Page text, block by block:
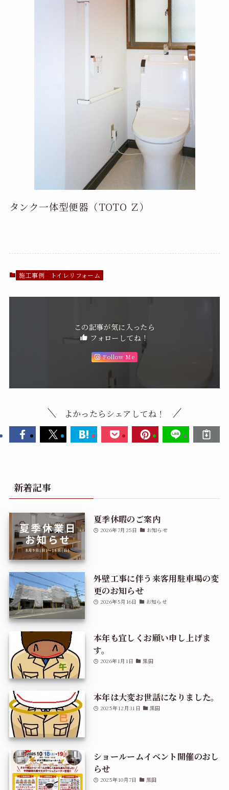
タンク一体型便器（TOTO Ｚ）
施工事例 トイレリフォーム
この記事が気に入ったら
フォローしてね！
Follow Me
よかったらシェアしてね！
新着記事
夏季休暇のご案内
2026年7月25日 お知らせ
外壁工事に伴う来客用駐車場の変
更のお知らせ
2026年5月16日 お知らせ
本年も宜しくお願い申し上げま
す。
2026年1月1日 黒田
本年は大変お世話になりました。
2025年12月31日 黒田
ショールームイベント開催のおし
らせ
2025年10月7日 黒田